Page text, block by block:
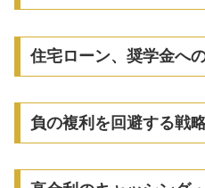
住宅ローン、奨学金へ
負の複利を回避する戦